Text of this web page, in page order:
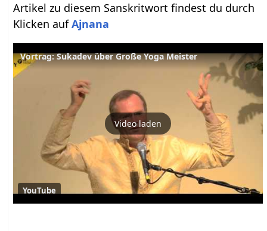
Artikel zu diesem Sanskritwort findest du durch
Klicken aufAjnana
Vortrag: Sukadev über Große Yoga Meister
Video laden
YouTube